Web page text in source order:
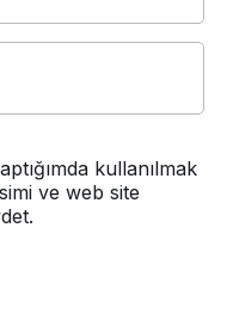
kullanılmak
ve web site